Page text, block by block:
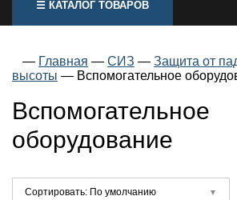
☰ КАТАЛОГ ТОВАРОВ
— Главная — СИЗ — Защита от
высоты — Вспомогательное
Вспомогательное
оборудование
Сортировать: По умолчанию